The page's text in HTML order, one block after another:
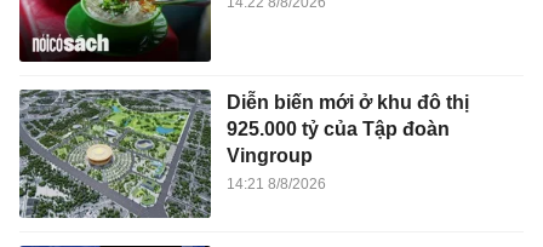
Diễn biến mới ở khu đô thị
925.000 tỷ của Tập đoàn
Vingroup
14:21 8/8/2026